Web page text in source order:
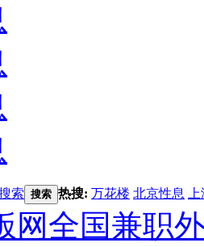
索 搜索 热搜: 万花楼 北京性息
网全国兼职